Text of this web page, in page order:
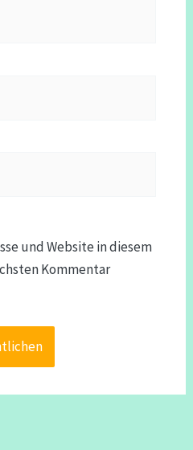
und Website in diesem
Kommentar